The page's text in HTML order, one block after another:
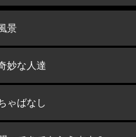
景
妙な人達
ゃばなし